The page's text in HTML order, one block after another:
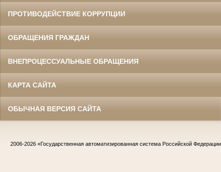
ПРОТИВОДЕЙСТВИЕ КОРРУПЦИИ
ОБРАЩЕНИЯ ГРАЖДАН
ВНЕПРОЦЕССУАЛЬНЫЕ ОБРАЩЕНИЯ
КАРТА САЙТА
ОБЫЧНАЯ ВЕРСИЯ САЙТА
2006-2026 «Государственная автоматизированная система Российской